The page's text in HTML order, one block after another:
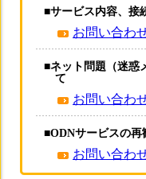
■サービス内容、接
お問い合わ
■ネット問題（迷惑
て
お問い合わ
■ODNサービスの再
お問い合わ